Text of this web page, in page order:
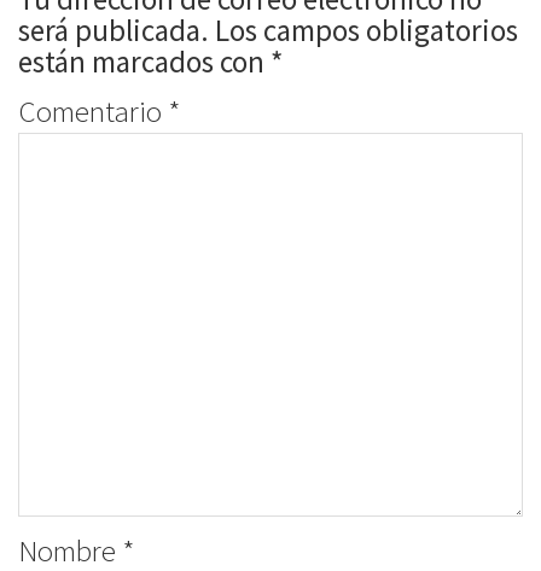
será publicada. Los campos obligatorios
están marcados con *
Comentario *
Nombre *